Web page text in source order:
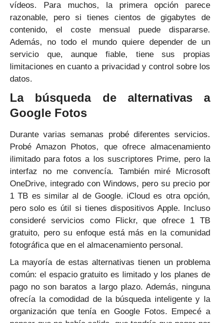
vídeos. Para muchos, la primera opción parece
razonable, pero si tienes cientos de gigabytes de
contenido, el coste mensual puede dispararse.
Además, no todo el mundo quiere depender de un
servicio que, aunque fiable, tiene sus propias
limitaciones en cuanto a privacidad y control sobre los
datos.
La búsqueda de alternativas a
Google Fotos
Durante varias semanas probé diferentes servicios.
Probé Amazon Photos, que ofrece almacenamiento
ilimitado para fotos a los suscriptores Prime, pero la
interfaz no me convencía. También miré Microsoft
OneDrive, integrado con Windows, pero su precio por
1 TB es similar al de Google. iCloud es otra opción,
pero solo es útil si tienes dispositivos Apple. Incluso
consideré servicios como Flickr, que ofrece 1 TB
gratuito, pero su enfoque está más en la comunidad
fotográfica que en el almacenamiento personal.
La mayoría de estas alternativas tienen un problema
común: el espacio gratuito es limitado y los planes de
pago no son baratos a largo plazo. Además, ninguna
ofrecía la comodidad de la búsqueda inteligente y la
organización que tenía en Google Fotos. Empecé a